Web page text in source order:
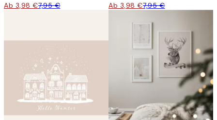
Ab 3,98 €7,95 € Ab 3,98 €7,95 €